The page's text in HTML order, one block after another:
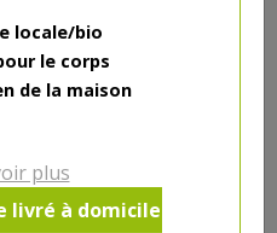
locale/bio
le corps
de la maison
plus
livré à domicile
...